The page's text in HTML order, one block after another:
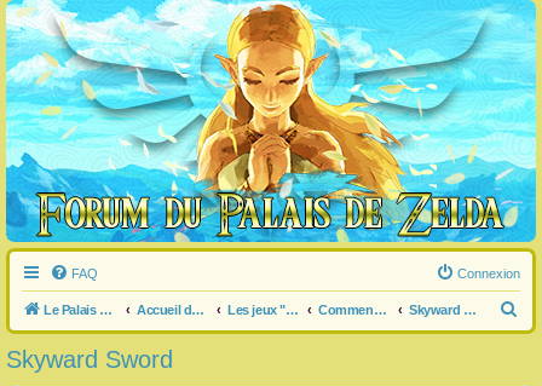
FAQ Connexion
Le Palais de Zelda Accueil du forum Les jeux "Legend of Zelda" Commentaire / question générale / info sur un jeu Skyward Sword
e
Skyward Sword